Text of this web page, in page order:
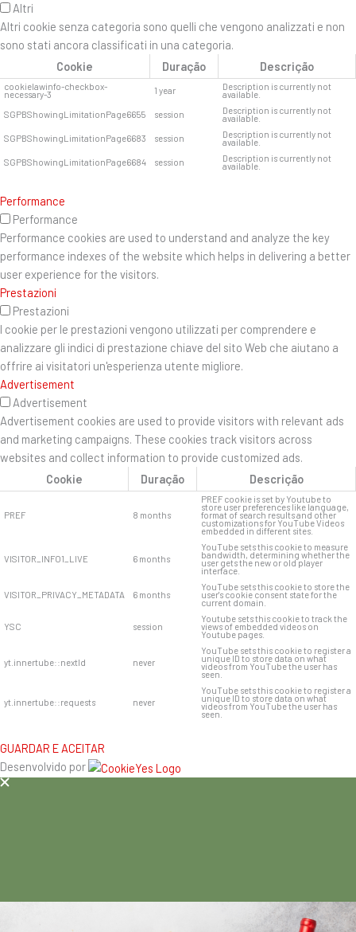
Altri
Altri cookie senza categoria sono quelli che vengono analizzati e non
sono stati ancora classificati in una categoria.
Cookie
Duração Descrição
cookielawinfo-checkbox-
necessary-3 1 year Description is currently not
available.
SGPBShowingLimitationPage6655
session Description is currently not
available.
SGPBShowingLimitationPage6683
session Description is currently not
available.
SGPBShowingLimitationPage6684
session Description is currently not
available.
Performance
Performance
Performance cookies are used to understand and analyze the key
performance indexes of the website which helps in delivering a better
user experience for the visitors.
Prestazioni
Prestazioni
I cookie per le prestazioni vengono utilizzati per comprendere e
analizzare gli indici di prestazione chiave del sito Web che aiutano a
offrire ai visitatori un'esperienza utente migliore.
Advertisement
Advertisement
Advertisement cookies are used to provide visitors with relevant ads
and marketing campaigns. These cookies track visitors across
websites and collect information to provide customized ads.
Cookie
Duração Descrição
PREF 8 months
PREF cookie is set by Youtube to
store user preferences like language,
format of search results and other
customizations for YouTube Videos
embedded in different sites.
VISITOR_INFO1_LIVE 6 months
YouTube sets this cookie to measure
bandwidth, determining whether the
user gets the new or old player
interface.
VISITOR_PRIVACY_METADATA 6 months
YouTube sets this cookie to store the
user's cookie consent state for the
current domain.
YSC session
Youtube sets this cookie to track the
views of embedded videos on
Youtube pages.
yt.innertube::nextId never
YouTube sets this cookie to register a
unique ID to store data on what
videos from YouTube the user has
seen.
yt.innertube::requests never
YouTube sets this cookie to register a
unique ID to store data on what
videos from YouTube the user has
seen.
GUARDAR E ACEITAR
Desenvolvido por